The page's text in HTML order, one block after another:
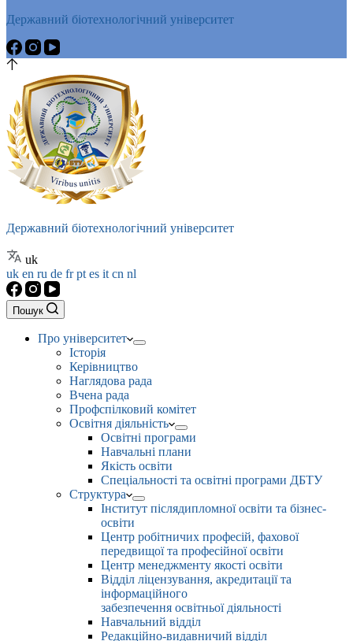
Державний біотехнологічний університет
Державний біотехнологічний університет
uk
uk en ru de frpt es it cn nl
Пошук
Про університет
Історія
Керівництво
Наглядова рада
Вчена рада
Профспілковий комітет
Освітня діяльність
Освітні програми
Навчальні плани
Якість освіти
Спеціальності та освітні програми ДБТУ
Структура
Інститут післядипломної освіти та бізнес-
освіти
Центр робітничих професій, фахової
передвищої та професійної освіти
Центр менеджменту якості освіти
Відділ ліцензування, акредитації та
інформаційного
забезпечення освітньої діяльності
Навчальний відділ
Редакційно-видавничий відділ